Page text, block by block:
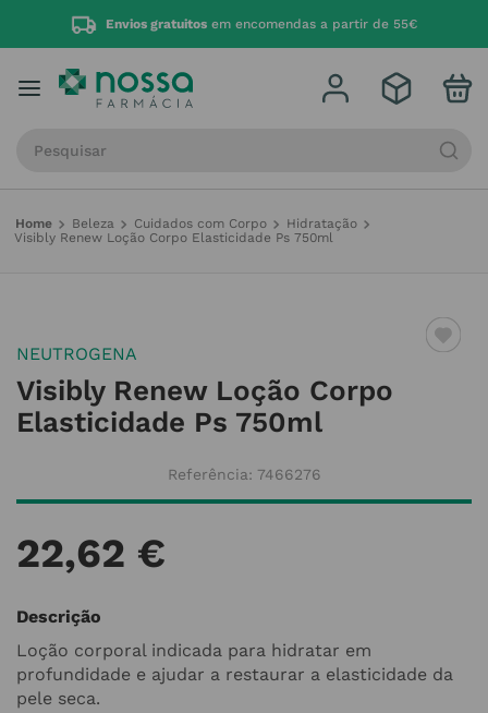
Envios gratuitos em encomendas a partir de 55€
Beleza Cuidados com Corpo
Hidratação
Visibly Renew Loção Corpo Elasticidade Ps 750ml
NEUTROGENA
Visibly Renew Loção Corpo
Elasticidade Ps 750ml
Referência: 7466276
22,62 €
Descrição
Loção corporal indicada para hidratar em
profundidade e ajudar a restaurar a elasticidade da
pele seca.